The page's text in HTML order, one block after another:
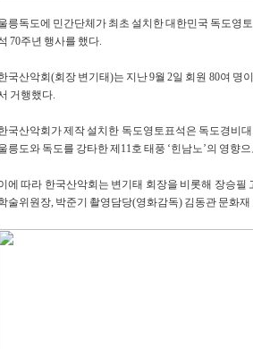
릉독도에 민간단체가 최초 설치한 대한민국 독도영
70주년 행사를 했다.
국산악회(회장 변기태)는 지난 9월 2일 회원 80여 명
거행했다.
국산악회가 제작 설치한 독도영토표석은 독도경비
릉도와 독도를 강타한 제11호 태풍 ‘힌남노’의 영향
에 따라 한국산악회는 변기태 회장을 비롯해 장승
술위원장, 박준기 촬영담당(영화감독) 김동관 문화